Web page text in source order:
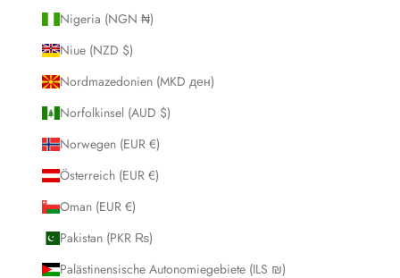
Nigeria (NGN ₦)
Niue (NZD $)
Nordmazedonien (MKD ден)
Norfolkinsel (AUD $)
Norwegen (EUR €)
Österreich (EUR €)
Oman (EUR €)
Pakistan (PKR ₨)
Palästinensische Autonomiegebiete (ILS ₪)